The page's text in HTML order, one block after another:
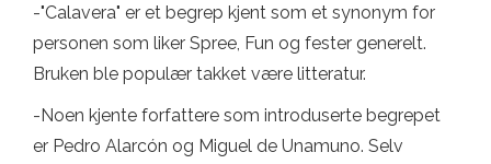
-"Calavera" er et begrep kjent som et synonym for
personen som liker Spree, Fun og fester generelt.
Bruken ble populær takket være litteratur.
-Noen kjente forfattere som introduserte begrepet
er Pedro Alarcón og Miguel de Unamuno. Selv